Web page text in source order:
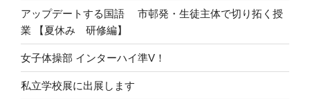
アップデートする国語 市邨発・生徒主体で切り拓く授
業 【夏休み 研修編】
女子体操部 インターハイ準V！
私立学校展に出展します